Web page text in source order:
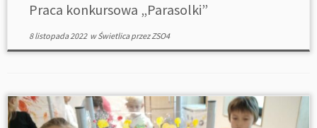
Praca konkursowa „Parasolki”
8 listopada 2022wŚwietlicaprzezZSO4